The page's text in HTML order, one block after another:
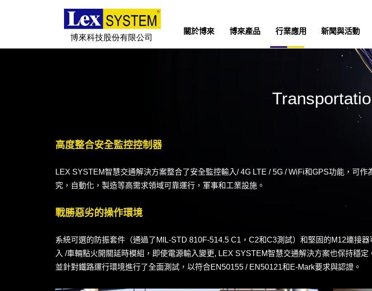
關於博來
新聞與活動
投資人專區
關於博來 博來產品 行業應用 新聞與活動
高度整合安全監控控制器
LEX SYSTEM智慧交通解決方案整合了安全監控輸入/ 4G LTE / 5G / WiFi和GPS功能，可
究，自動化，製造等高需求領域可靠運行，軍事和工業設施。
戰勝惡劣的操作環境
系統可選的防振套件（通過了MIL-STD 810F-514.5 C1，C2和C3測試）和堅固的M12連接
入 /車輛點火開關延時模組，即使電源輸入變更, LEX SYSTEM智慧交通解決方案也保持穩
並針對鐵路運行環境進行了全面測試，以符合EN50155 / EN50121和E-Mark要求與認證。